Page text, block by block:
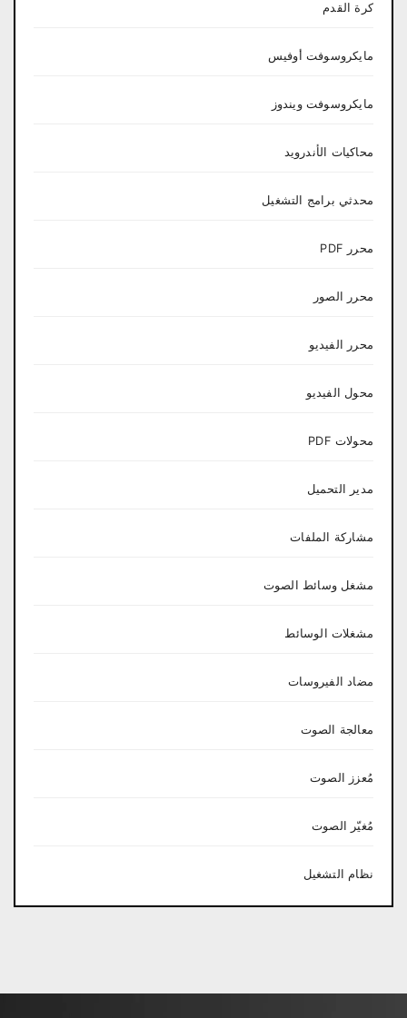
كرة القدم
مايكروسوفت أوفيس
مايكروسوفت ويندوز
محاكيات الأندرويد
محدثي برامج التشغيل
محرر PDF
محرر الصور
محرر الفيديو
محول الفيديو
محولات PDF
مدير التحميل
مشاركة الملفات
مشغل وسائط الصوت
مشغلات الوسائط
مضاد الفيروسات
معالجة الصوت
مُعزز الصوت
مُغيّر الصوت
نظام التشغيل